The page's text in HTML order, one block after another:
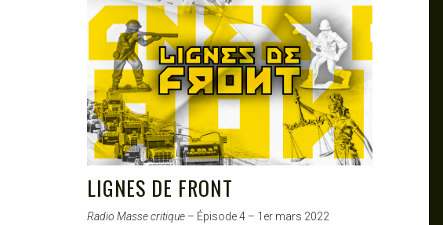
LIGNES DE FRONT
Radio Masse critique– Épisode 4 – 1er mars 2022